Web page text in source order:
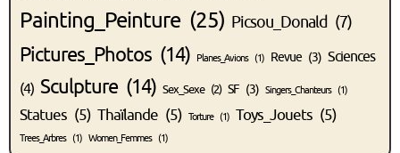
Painting_Peinture(25) Picsou_Donald (7)
Pictures_Photos (14) Planes_Avions(1) Revue (3) Sciences
(4) Sculpture(14) Sex_Sexe(2) SF (3) Singers_Chanteurs(1)
Statues (5) Thaïlande (5) Torture(1) Toys_Jouets (5)
Trees_Arbres(1) Women_Femmes(1)